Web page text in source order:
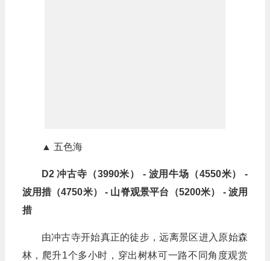
▲ 五色海
D2 冲古寺（3990米） - 波用牛场（4550米） -
波用措（4750米） - 山脊观景平台（5200米） - 波用
措
由冲古寺开始真正的徒步，远离景区进入原始森
林，爬升1个多小时，穿出树林可一路不同角度观赏